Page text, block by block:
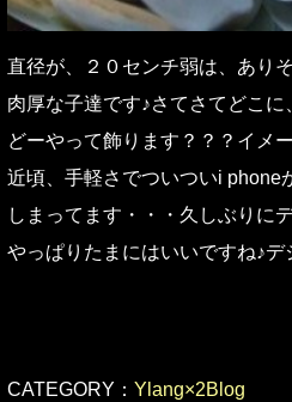
直径が、２０センチ弱は、あり
肉厚な子達です♪さてさてどこに
どーやって飾ります？？？イメ
近頃、手軽さでついついi phone
しまってます・・・久しぶりに
やっぱりたまにはいいですね♪デ
CATEGORY： Ylang×2Blog